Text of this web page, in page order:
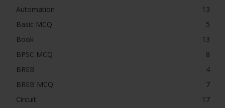
Automation
13
Basic MCQ
5
Book
13
BPSC MCQ
8
BREB
4
BREB MCQ
7
Circuit
17